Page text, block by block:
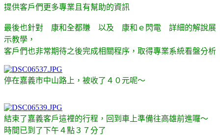
提供客戶們更多專業且有幫助的資訊
最後也針對 康和全都賺 以及 康和ｅ閃電 詳細的解說展
示教學，
客戶們也非常期待之後完成相關程序，取得專業系統看盤分析
停在嘉義市中山路上，被收了４０元呢～
結束了嘉義客戶這裡的行程，回到車上準備往高雄前進囉～
時間已到了下午４點３７分了